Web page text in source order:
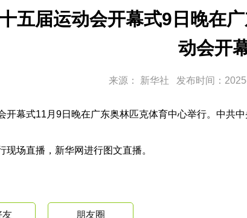
专题
五届运动会开幕式9日晚在
动会开
来源： 新华社 发布时间：
开幕式11月9日晚在广东奥林匹克体育中心举行。中共
现场直播，新华网进行图文直播。
友 朋友圈